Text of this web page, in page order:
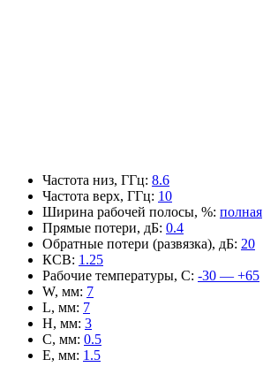
Частота низ, ГГц: 8.6
Частота верх, ГГц: 10
Ширина рабочей полосы, %: полная
Прямые потери, дБ: 0.4
Обратные потери (развязка), дБ: 20
КСВ: 1.25
Рабочие температуры, С: -30 — +65
W, мм: 7
L, мм: 7
H, мм: 3
C, мм: 0.5
E, мм: 1.5